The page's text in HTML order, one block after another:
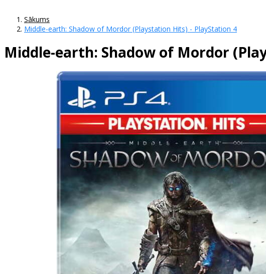
Sākums
Middle-earth: Shadow of Mordor (Playstation Hits) - PlayStation 4
Middle-earth: Shadow of Mordor